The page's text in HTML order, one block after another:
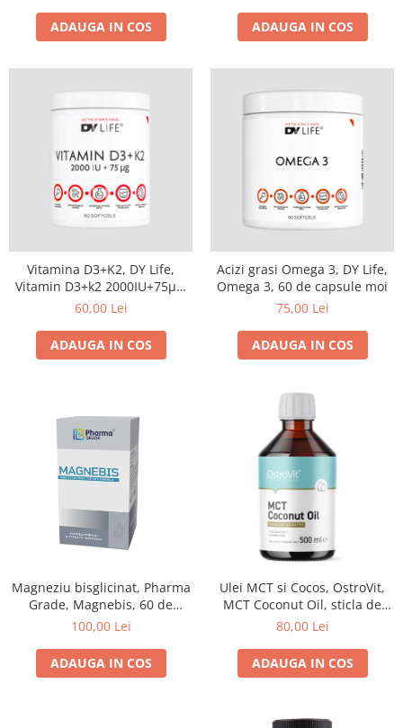
ADAUGA IN COS ADAUGA IN COS
Vitamina D3+K2, DY Life,
Vitamin D3+k2 2000IU+75µg,
60 de capsule moi
60,00 Lei
ADAUGA IN COS
Acizi grasi Omega 3, DY Life,
Omega 3, 60 de capsule moi
75,00 Lei
ADAUGA IN COS
Magneziu bisglicinat, Pharma
Grade, Magnebis, 60 de
capsule
100,00 Lei
ADAUGA IN COS
Ulei MCT si Cocos, OstroVit,
MCT Coconut Oil, sticla de
500ml
80,00 Lei
ADAUGA IN COS